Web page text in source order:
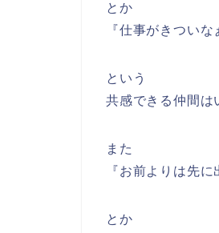
とか
『仕事がきついな
という
共感できる仲間は
また
『お前よりは先に
とか